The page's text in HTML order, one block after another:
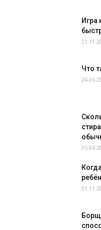
Игра
Что
Борщ